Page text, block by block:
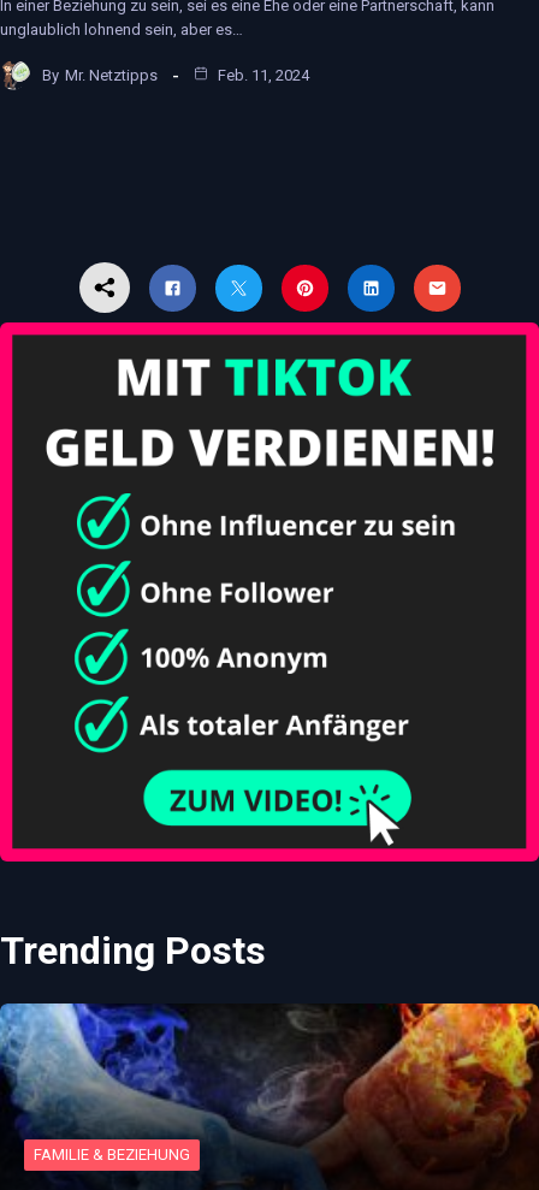
In einer Beziehung zu sein, sei es eine Ehe oder eine Partnerschaft, kann
unglaublich lohnend sein, aber es…
By Mr. Netztipps Feb. 11, 2024
Trending Posts
FAMILIE & BEZIEHUNG